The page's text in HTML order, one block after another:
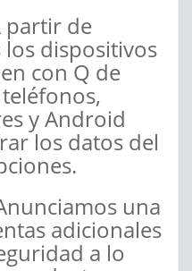
partir de
dispositivos
con Q de
y Android
los datos del
una
adicionales
a lo